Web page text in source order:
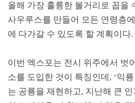
올해 가장 훌륭한 볼거리로 꼽을
사우루스를 만들어 모든 연령층
에 다가갈 수 있도록 할 계획이다.
이번 엑스포는 전시 위주에서 벗
소를 도입한 것이 특징인데 , ‘익
는 공룡을 재현하고, 지난해 큰